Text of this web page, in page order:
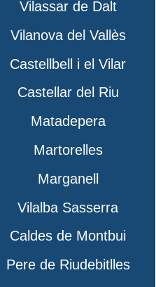
Vilassar de Dalt
Vilanova del Vallès
Castellbell i el Vilar
Castellar del Riu
Matadepera
Martorelles
Marganell
Vilalba Sasserra
Caldes de Montbui
Pere de Riudebitlles